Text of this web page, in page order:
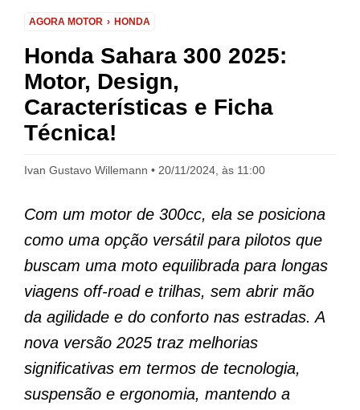
AGORA MOTOR HONDA
Honda Sahara 300 2025:
Motor, Design,
Características e Ficha
Técnica!
Ivan Gustavo Willemann 20/11/2024, às 11:00
Com um motor de 300cc, ela se posiciona
como uma opção versátil para pilotos que
buscam uma moto equilibrada para longas
viagens off-road e trilhas, sem abrir mão
da agilidade e do conforto nas estradas. A
nova versão 2025 traz melhorias
significativas em termos de tecnologia,
suspensão e ergonomia, mantendo a